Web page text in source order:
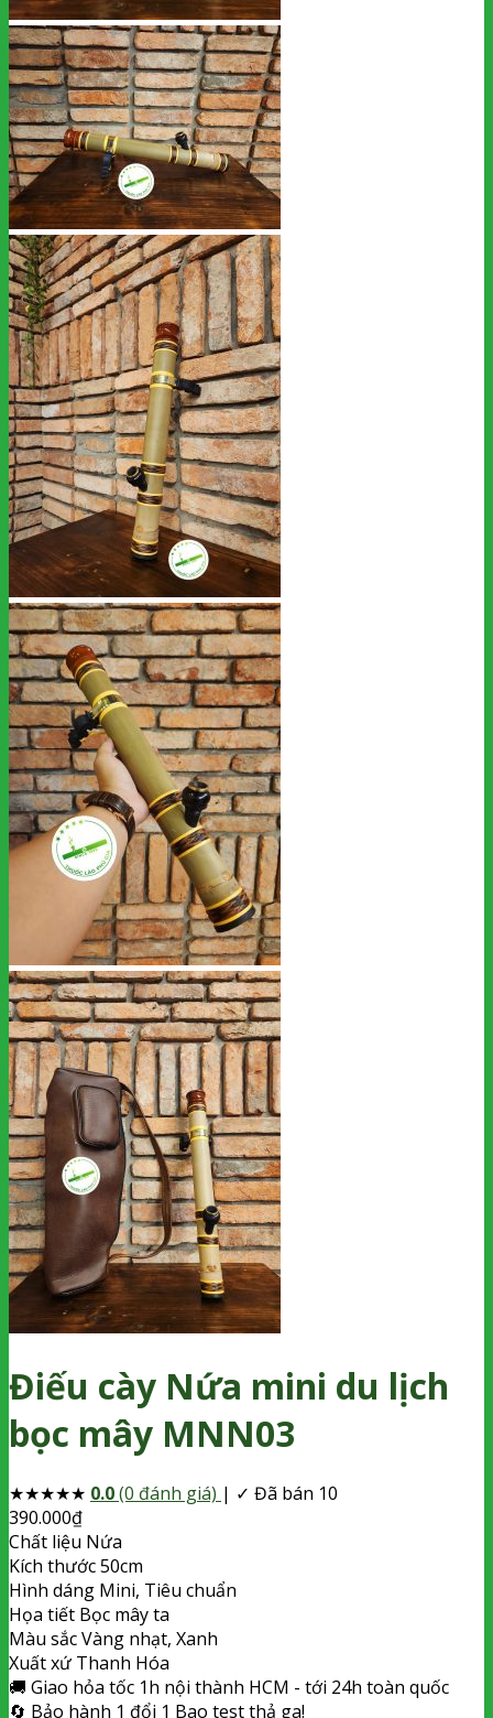
Điếu cày Nứa mini du lịch
bọc mây MNN03
★★★★★ 0.0(0 đánh giá) | ✓ Đã bán 10
390.000₫
Chất liệu Nứa
Kích thước50cm
Hình dáng Mini, Tiêu chuẩn
Họa tiết Bọc mây ta
Màu sắcVàng nhạt, Xanh
Xuất xứ Thanh Hóa
🚚 Giao hỏa tốc 1h nội thành HCM - tới 24h toàn quốc
🔄 Bảo hành 1 đổi 1 Bao test thả ga!